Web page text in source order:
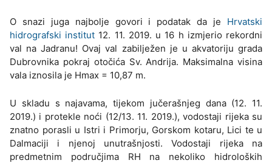
O snazi juga najbolje govori i podatak da je Hrvatski
hidrografski institut 12. 11. 2019. u 16 h izmjerio rekordni
val na Jadranu! Ovaj val zabilježen je u akvatoriju grada
Dubrovnika pokraj otočića Sv. Andrija. Maksimalna visina
vala iznosila je Hmax = 10,87 m.
U skladu s najavama, tijekom jučerašnjeg dana (12. 11.
2019.) i protekle noći (12/13. 11. 2019.), vodostaji rijeka su
znatno porasli u Istri i Primorju, Gorskom kotaru, Lici te u
Dalmaciji i njenoj unutrašnjosti. Vodostaji rijeka na
predmetnim područjima RH na nekoliko hidroloških